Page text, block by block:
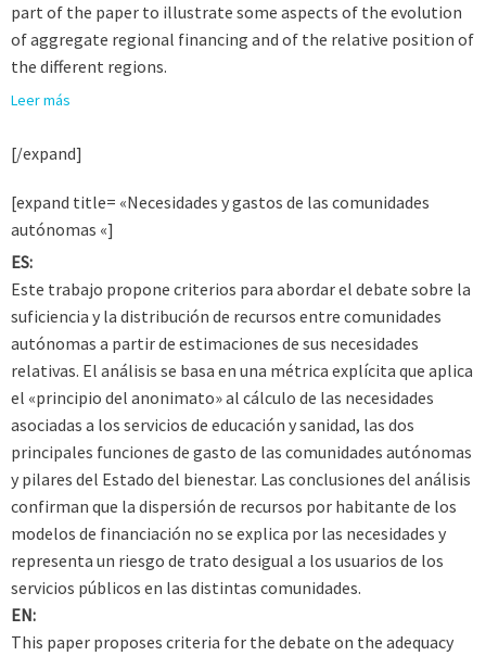
part of the paper to illustrate some aspects of the evolution
of aggregate regional financing and of the relative position of
the different regions.
Leer más
[/expand]
[expand title= «Necesidades y gastos de las comunidades
autónomas «]
ES:
Este trabajo propone criterios para abordar el debate sobre la
suficiencia y la distribución de recursos entre comunidades
autónomas a partir de estimaciones de sus necesidades
relativas. El análisis se basa en una métrica explícita que aplica
el «principio del anonimato» al cálculo de las necesidades
asociadas a los servicios de educación y sanidad, las dos
principales funciones de gasto de las comunidades autónomas
y pilares del Estado del bienestar. Las conclusiones del análisis
confirman que la dispersión de recursos por habitante de los
modelos de financiación no se explica por las necesidades y
representa un riesgo de trato desigual a los usuarios de los
servicios públicos en las distintas comunidades.
EN:
This paper proposes criteria for the debate on the adequacy